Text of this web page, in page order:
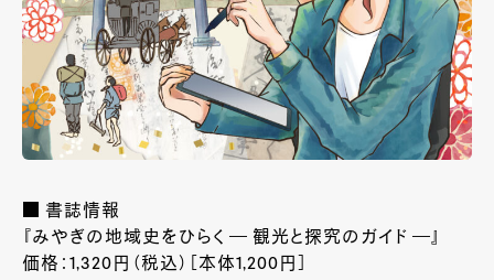
■ 書誌情報
『みやぎの地域史をひらく ― 観光と探究のガイド ―』
価格：1,320円（税込）［本体1,200円］